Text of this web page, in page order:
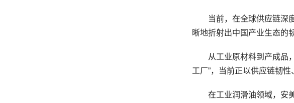
当前，在全球供应链深度
晰地折射出中国产业生态的
从工业原材料到产成品，
工厂”，当前正以供应链韧性
在工业润滑油领域，安美